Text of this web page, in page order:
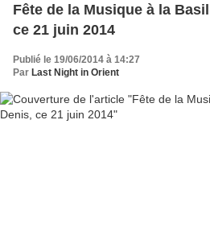
Fête de la Musique à la
ce 21 juin 2014
Publié le 19/06/2014 à 14:27
Par Last Night in Orient